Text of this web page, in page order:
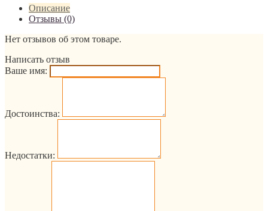
Описание
Отзывы (0)
Нет отзывов об этом товаре.
Написать отзыв
Ваше имя:
Достоинства:
Недостатки: